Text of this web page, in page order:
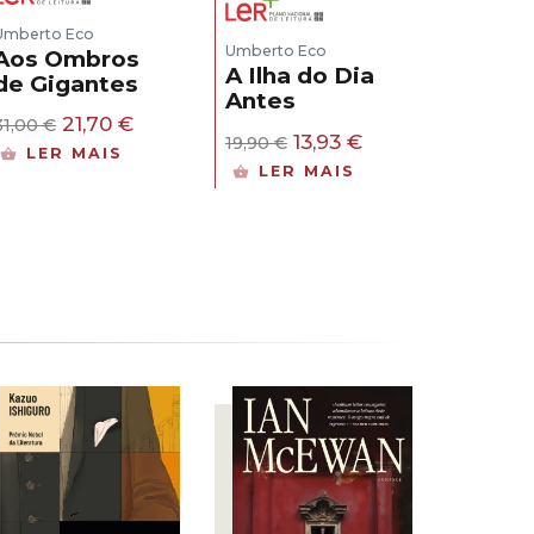
Eco
Ombros
Gigantes
€ O
preço
21,70€O
LER MAIS
Umberto Eco
A Ilha do Dia
Antes
19,90€ O
preço
13,93 €O
LER MAIS